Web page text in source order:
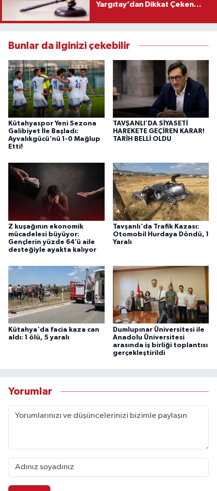
Yargıtay’dan Dikkat Çeken
Bunlar da ilginizi çekebilir
Kütahyaspor Yeni Sezona
Galibiyet İle Başladı:
Ayvalıkgücü'nü 1-0 Mağlup
Etti!
TAVŞANLI’DA SİYASETİ
HAREKETE GEÇİREN KARAR!
TARİH BELLİ OLDU
Z kuşağının ekonomik
mücadelesi büyüyor:
Gençlerin yüzde 64’ü aile
desteğiyle ayakta kalıyor
Tavşanlı'da Trafik Kazası:
Otomobil Hurdaya Döndü, 1
Yaralı
Kütahya'da facia kaza can
aldı: 1 ölü, 5 yaralı
Dumlupınar Üniversitesi ile
Anadolu Üniversitesi
arasında iş birliği toplantısı
gerçekleştirildi
Yorumlar